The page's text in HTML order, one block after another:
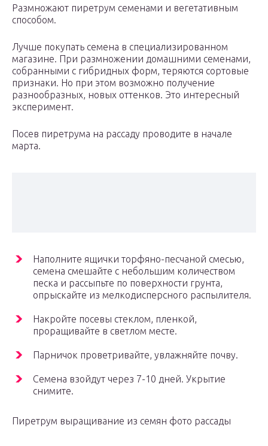
Размножают пиретрум семенами и вегетативным
способом.
Лучше покупать семена в специализированном
магазине. При размножении домашними семенами,
собранными с гибридных форм, теряются сортовые
признаки. Но при этом возможно получение
разнообразных, новых оттенков. Это интересный
эксперимент.
Посев пиретрума на рассаду проводите в начале
марта.
Наполните ящички торфяно-песчаной смесью,
семена смешайте с небольшим количеством
песка и рассыпьте по поверхности грунта,
опрыскайте из мелкодисперсного распылителя.
Накройте посевы стеклом, пленкой,
проращивайте в светлом месте.
Парничок проветривайте, увлажняйте почву.
Семена взойдут через 7-10 дней. Укрытие
снимите.
Пиретрум выращивание из семян фото рассады